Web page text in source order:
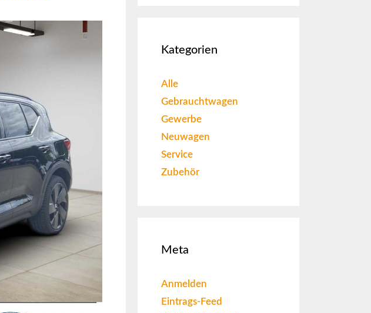
Kategorien
Alle
Gebrauchtwagen
Gewerbe
Neuwagen
Service
Zubehör
Meta
Anmelden
Eintrags-Feed